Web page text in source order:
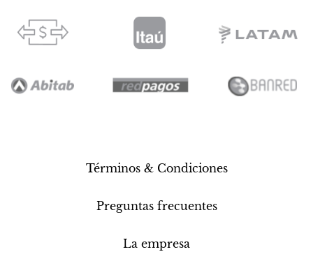
Términos & Condiciones
Preguntas frecuentes
La empresa